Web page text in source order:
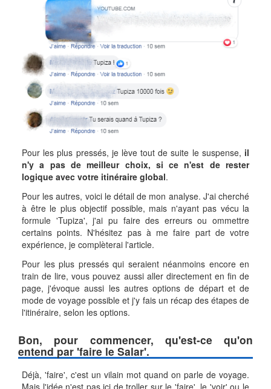
Pour les plus pressés, je lève tout de suite le suspense, il
n'y a pas de meilleur choix, si ce n'est de rester
logique avec votre itinéraire global.
Pour les autres, voici le détail de mon analyse. J'ai cherché
à être le plus objectif possible, mais n'ayant pas vécu la
formule 'Tupiza', j'ai pu faire des erreurs ou ommettre
certains points. N'hésitez pas à me faire part de votre
expérience, je complèterai l'article.
Pour les plus pressés qui seraient néanmoins encore en
train de lire, vous pouvez aussi aller directement en fin de
page, j'évoque aussi les autres options de départ et de
mode de voyage possible et j'y fais un récap des étapes de
l'itinéraire, selon les options.
Bon, pour commencer, qu'est-ce qu'on
entend par 'faire le Salar'.
Déjà, 'faire', c'est un vilain mot quand on parle de voyage.